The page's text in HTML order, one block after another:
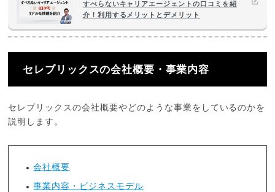
すべらないキャリアエージェントの口コミを紹
介！利用するメリットとデメリット
セレブリックスの会社概要・事業内容
セレブリックスの会社概要やどのような事業をしているのかを
説明します。
会社概要
事業内容・ビジネスモデル